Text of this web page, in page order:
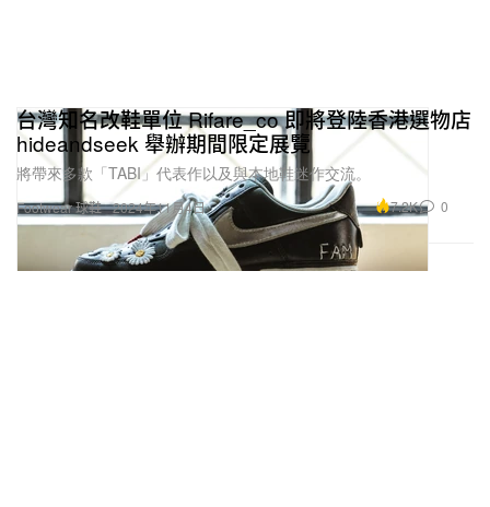
Footwear 球鞋
台灣知名改鞋單位 Rifare_co 即將登陸香港選物店
hideandseek 舉辦期間限定展覽
將帶來多款「TABI」代表作以及與本地鞋迷作交流。
2024年11月4日 7.2K 0